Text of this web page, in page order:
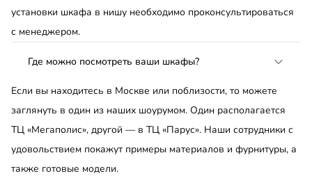
установки шкафа в нишу необходимо проконсультироваться
с менеджером.
Где можно посмотреть ваши шкафы?
Если вы находитесь в Москве или поблизости, то можете
заглянуть в один из наших шоурумом. Один располагается
ТЦ «Мегаполис», другой — в ТЦ «Парус». Наши сотрудники с
удовольствием покажут примеры материалов и фурнитуры, а
также готовые модели.